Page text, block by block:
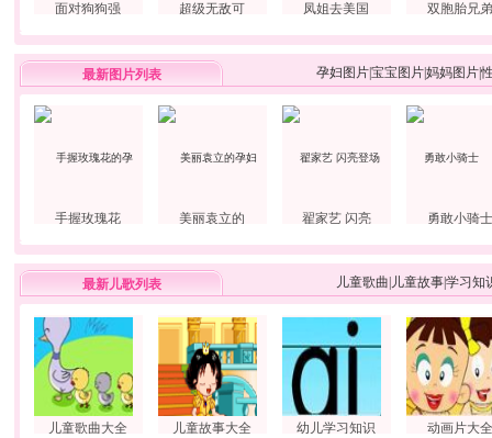
面对狗狗强 超级无敌可 凤姐去美国 双胞胎兄弟
最新图片列表 孕妇图片宝宝图片妈妈图片
手握玫瑰花 美丽袁立的 翟家艺 闪亮 勇敢小骑士
最新儿歌列表 儿童歌曲 儿童故事学习知
儿童歌曲大全 儿童故事大全 幼儿学习知识 动画片大全